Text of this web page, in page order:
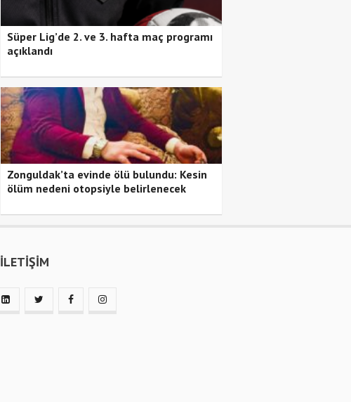
Süper Lig’de 2. ve 3. hafta maç programı
açıklandı
Zonguldak’ta evinde ölü bulundu: Kesin
ölüm nedeni otopsiyle belirlenecek
İLETİŞİM